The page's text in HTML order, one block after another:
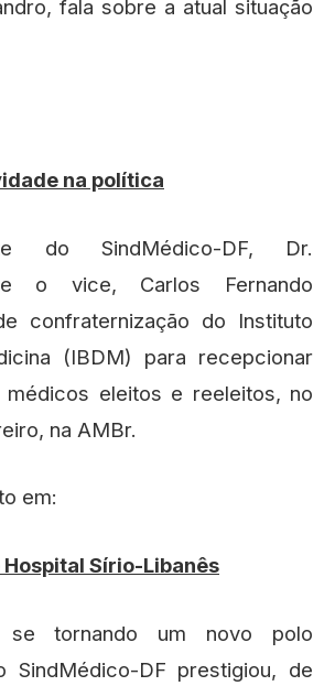
fala sobre a atual situação
na política
do SindMédico-DF, Dr.
e o vice, Carlos Fernando
confraternização do Instituto
(IBDM) para recepcionar
médicos eleitos e reeleitos, no
na AMBr.
em:
Sírio-Libanês
se tornando um novo polo
SindMédico-DF prestigiou, de